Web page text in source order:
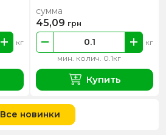
кг
мин. колич. 0.1кг
кг
сумма
45,09 грн
Купить
Все новинки